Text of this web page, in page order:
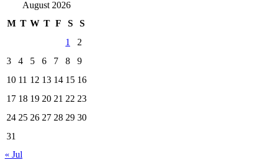
August 2026
M T W T F S
S
1
2
3
4 5 6 7 8
9
10 11 12 13 14 15 16
17 18 19 20 21 22 23
24 25 26 27 28 29 30
31
« Jul